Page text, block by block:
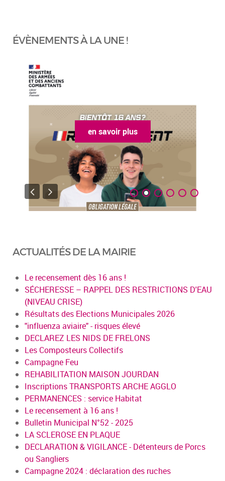
ÉVÈNEMENTS À LA UNE !
en savoir plus
ACTUALITÉS DE LA MAIRIE
Le recensement dès 16 ans !
SÉCHERESSE – RAPPEL DES RESTRICTIONS D'EAU
(NIVEAU CRISE)
Résultats des Elections Municipales 2026
"influenza aviaire" - risques élevé
DECLAREZ LES NIDS DE FRELONS
Les Composteurs Collectifs
Campagne Feu
REHABILITATION MAISON JOURDAN
Inscriptions TRANSPORTS ARCHE AGGLO
PERMANENCES : service Habitat
Le recensement à 16 ans !
Bulletin Municipal N°52 - 2025
LA SCLEROSE EN PLAQUE
DECLARATION & VIGILANCE - Détenteurs de Porcs
ou Sangliers
Campagne 2024 : déclaration des ruches